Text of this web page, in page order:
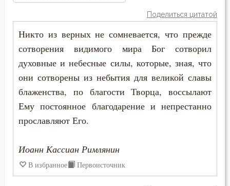
Бдение
Беда
Бедность
Безмолвие
Беснование
Беспечность
Варсонофий Оптинский (Плиханков)
Григорий Богослов
Григорий Палама
Димитрий Ростовский
Ефрем Сирин
Поделиться цитатой
Никто из верных не сомневается, что прежде
сотворения видимого мира Бог сотворил
духовные и небесные силы, которые, зная, что
они сотворены из небытия для великой славы
блаженства, по благости Творца, воссылают
Ему постоянное благодарение и непрестанно
прославляют Его.
Иоанн Кассиан Римлянин
В избранное Первоисточник